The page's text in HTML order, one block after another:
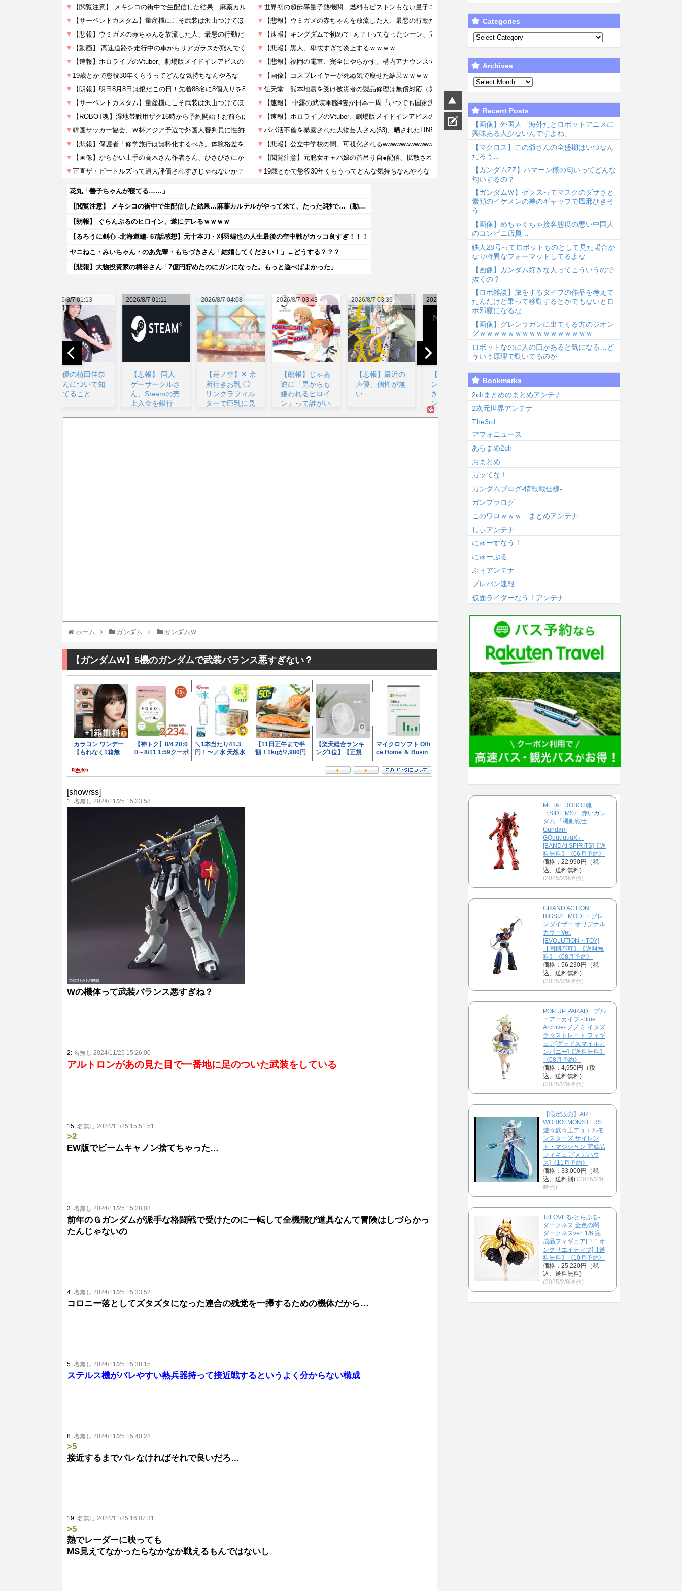
花丸「善子ちゃんが寝てる……」
【閲覧注意】 メキシコの街中で生配信した結果…麻薬カルテルがやって来て、たった3秒で…（動画あり）
【朗報】 ぐらんぶるのヒロイン、遂にデレるｗｗｗｗ
【るろうに剣心 -北海道編- 67話感想】元十本刀・刈羽蝙也の人生最後の空中戦がカッコ良すぎ！！！
ヤニねこ・みいちゃん・のあ先輩・もちづきさん「結婚してください！」←どうする？？？
【悲報】大物投資家の桐谷さん「7億円貯めたのにガンになった。もっと遊べばよかった」
2026/8/7 04:08
【蓮ノ空】✕ 余
所行きお乳 ◯
リンクラフィル
ターで巨乳に見
2026/8/7 03:43
【朗報】じゃあ
逆に「男からも
嫌われるヒロイ
ン」って誰がい
2026/8/7 03:39
【悲報】最近の
声優、個性が無
い...
2026/8/7 03:17
【朗報】ワンダ
ンス作者、手描
2026/8/7 03:17
東山奈央って可
愛いよな...
2026/8/7 02:41
【朗報】マリオ
いです、ドリフ
ト加速します、
排気...
2026/8/7 01:53
【ドラゴンボー
煽りを初めてし
まう…...
2026/8/7 01:11
【悲報】 同人
ゲーサークルさ
ん、Steamの売
ホーム ガンダム ガンダムＷ
【ガンダムW】5機のガンダムで武装バランス悪すぎない？
[showrss]
1: 名無し 2024/11/25 15:23:58
Wの機体って武装バランス悪すぎね？
2: 名無し 2024/11/25 15:26:00
アルトロンがあの見た目で一番地に足のついた武装をしている
15: 名無し 2024/11/25 15:51:51
>2
EW版でビームキャノン捨てちゃった…
3: 名無し 2024/11/25 15:28:03
前年のＧガンダムが派手な格闘戦で受けたのに一転して全機飛び道具なんて冒険はしづらかっ
たんじゃないの
4: 名無し 2024/11/25 15:33:52
コロニー落としてズタズタになった連合の残党を一掃するための機体だから…
5: 名無し 2024/11/25 15:38:15
ステルス機がバレやすい熱兵器持って接近戦するというよく分からない構成
8: 名無し 2024/11/25 15:40:28
>5
接近するまでバレなければそれで良いだろ…
19: 名無し 2024/11/25 16:07:31
>5
熱でレーダーに映っても
MS見えてなかったらなかなか戦えるもんではないし
Categories
Archives
Recent Posts
【画像】外国人「海外だとロボットアニメに
興味ある人少ないんですよね」
【マクロス】この爺さんの全盛期はいつなん
だろう…
【ガンダムΖΖ】ハマーン様の匂いってどんな
匂いするの？
【ガンダムＷ】ゼクスってマスクのダサさと
素顔のイケメンの差のギャップで風邪ひきそ
う
【画像】めちゃくちゃ接客態度の悪い中国人
のコンビニ店員…
鉄人28号ってロボットものとして見た場合か
なり特異なフォーマットしてるよな
【画像】ガンダム好きな人ってこういうので
抜くの？
【ロボ雑談】旅をするタイプの作品を考えて
たんだけど乗って移動するとかでもないとロ
ボ邪魔になるな…
【画像】グレンラガンに出てくる方のジオン
グｗｗｗｗｗｗｗｗｗｗｗｗｗｗｗｗ
ロボットなのに人の口があると気になる…ど
ういう原理で動いてるのか
Bookmarks
2chまとめのまとめアンテナ
2次元世界アンテナ
The3rd
アフォニュース
あらまめ2ch
おまとめ
ガッてな！
ガンダムブログ-情報戦仕様-
ガンプラログ
このワロｗｗｗ まとめアンテナ
しぃアンテナ
にゅーすなう！
にゅーぷる
ぷぅアンテナ
プレバン速報
仮面ライダーなう！アンテナ
METAL ROBOT魂
〈SIDE MS〉 赤いガン
ダム 『機動戦士
Gundam
GQuuuuuuX』
[BANDAI SPIRITS]【送
料無料】《06月予約》
価格：22,990円（税
込、送料無料)
(2025/2/9時点)
GRAND ACTION
BIGSIZE MODEL グレ
ンダイザー オリジナル
カラーVer.
[EVOLUTION・TOY]
【同梱不可】【送料無
料】《08月予約》
価格：56,230円（税
込、送料無料)
(2025/2/9時点)
POP UP PARADE ブル
ーアーカイブ -Blue
Archive- ノノミ イタズ
ラ☆ストレート フィギ
ュア[グッドスマイルカ
ンパニー]【送料無料】
《08月予約》
価格：4,950円（税
込、送料無料)
(2025/2/9時点)
【限定販売】ART
WORKS MONSTERS
遊☆戯☆王デュエルモ
ンスターズ サイレン
ト・マジシャン 完成品
フィギュア[メガハウ
ス]《11月予約》
価格：33,000円（税
込、送料別) (2025/2/9
時点)
ToLOVEる-とらぶる-
ダークネス 金色の闇
ダークネスver. 1/6 完
成品フィギュア[ユニオ
ンクリエイティブ]【送
料無料】《10月予約》
価格：25,220円（税
込、送料無料)
(2025/2/9時点)